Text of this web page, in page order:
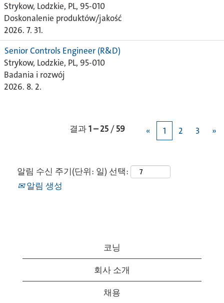
Strykow, Lodzkie, PL, 95-010
Doskonalenie produktów/jakość
2026. 7. 31.
Senior Controls Engineer (R&D)
Strykow, Lodzkie, PL, 95-010
Badania i rozwój
2026. 8. 2.
결과1 – 25 /59 « 1 2 3 »
알림 수신 주기(단위: 일) 선택:
알림 생성
코닝
회사 소개
채용